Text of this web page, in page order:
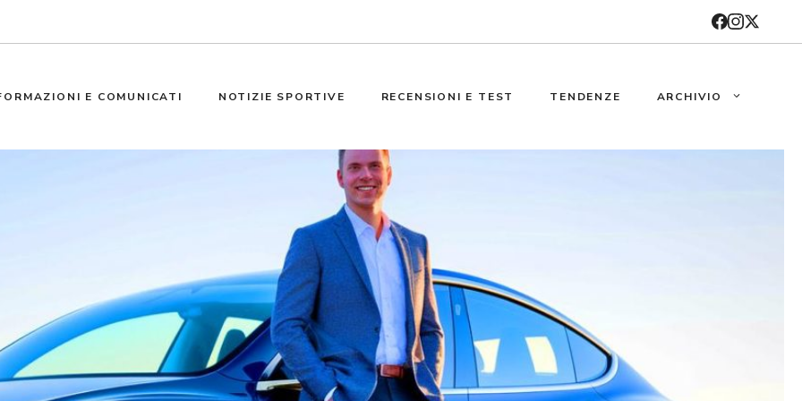
E COMUNICATI NOTIZIE SPORTIVE RECENSIONI E TEST TENDENZE ARCHIVIO